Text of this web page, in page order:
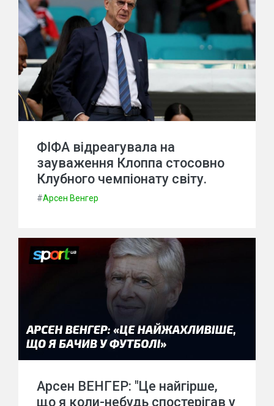
ФІФА відреагувала на
зауваження Клоппа стосовно
Клубного чемпіонату світу.
#Арсен Венгер
Арсен ВЕНГЕР: "Це найгірше,
що я коли-небудь спостерігав у